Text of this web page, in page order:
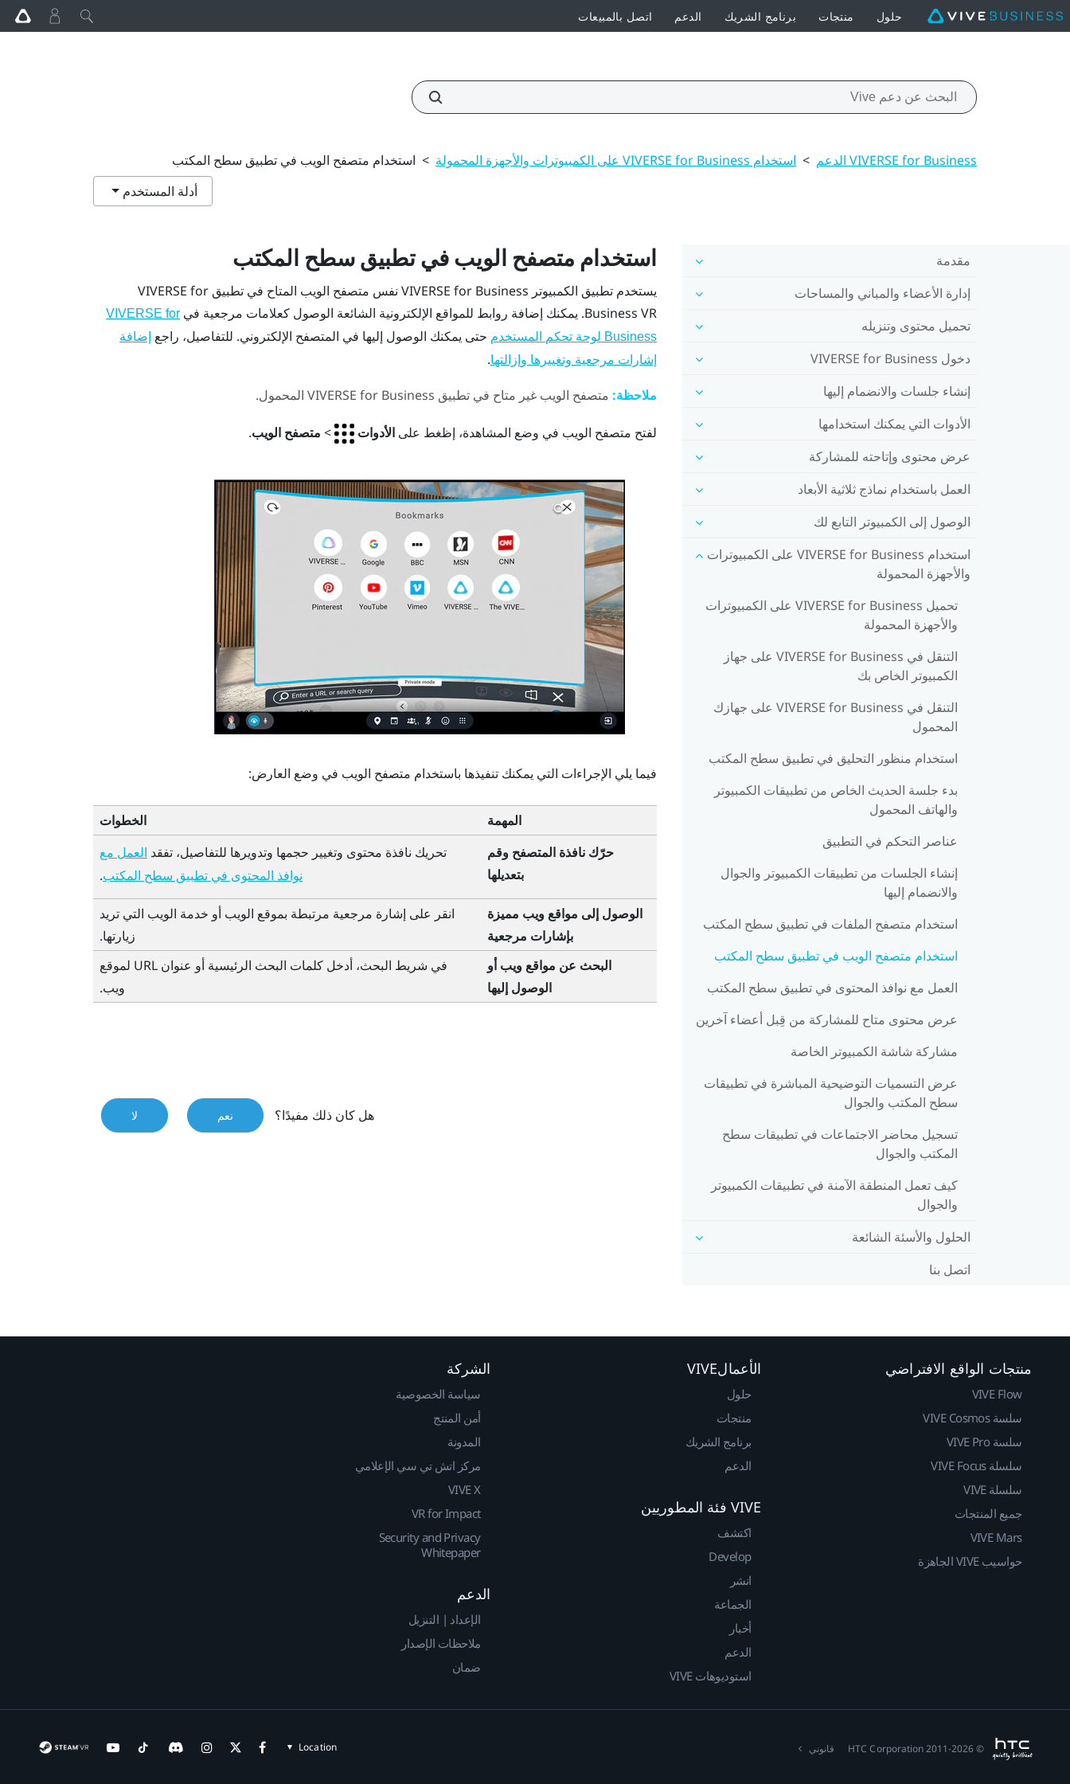
حلول منتجات برنامج الشريك الدعم اتصل بالمبيعات
VIVERSE for Business الدعم > استخدام VIVERSE for Business على الكمبيوترات والأجهزة المحمولة > استخدام متصفح الويب في تطبيق سطح المكتب
أدلة المستخدم
مقدمة
إدارة الأعضاء والمباني والمساحات
تحميل محتوى وتنزيله
دخول VIVERSE for Business
إنشاء جلسات والانضمام إليها
الأدوات التي يمكنك استخدامها
عرض محتوى وإتاحته للمشاركة
العمل باستخدام نماذج ثلاثية الأبعاد
الوصول إلى الكمبيوتر التابع لك
استخدام VIVERSE for Business على الكمبيوترات
والأجهزة المحمولة
تحميل VIVERSE for Business على الكمبيوترات
والأجهزة المحمولة
التنقل في VIVERSE for Business على جهاز
الكمبيوتر الخاص بك
التنقل في VIVERSE for Business على جهازك
المحمول
استخدام منظور التحليق في تطبيق سطح المكتب
بدء جلسة الحديث الخاص من تطبيقات الكمبيوتر
والهاتف المحمول
عناصر التحكم في التطبيق
إنشاء الجلسات من تطبيقات الكمبيوتر والجوال
والانضمام إليها
استخدام متصفح الملفات في تطبيق سطح المكتب
استخدام متصفح الويب في تطبيق سطح المكتب
العمل مع نوافذ المحتوى في تطبيق سطح المكتب
عرض محتوى متاح للمشاركة من قِبل أعضاء آخرين
مشاركة شاشة الكمبيوتر الخاصة
عرض التسميات التوضيحية المباشرة في تطبيقات
سطح المكتب والجوال
تسجيل محاضر الاجتماعات في تطبيقات سطح
المكتب والجوال
كيف تعمل المنطقة الآمنة في تطبيقات الكمبيوتر
والجوال
الحلول والأسئة الشائعة
اتصل بنا
استخدام متصفح الويب في تطبيق سطح المكتب
يستخدم تطبيق الكمبيوتر VIVERSE for Businessنفس متصفح الويب المتاح في تطبيق VIVERSE for
Business VR. يمكنك إضافة روابط للمواقع الإلكترونية الشائعة الوصول كعلامات مرجعية في
VIVERSE for
Business لوحة تحكم المستخدم
حتى يمكنك الوصول إليها في المتصفح الإلكتروني. للتفاصيل، راجع إضافة
إشارات مرجعية وتغييرها وإزالتها.
ملاحظة:متصفح الويب غير متاح في تطبيق VIVERSE for Businessالمحمول.
لفتح متصفح الويب في وضع المشاهدة، إظغط على الأدوات > متصفح الويب.
فيما يلي الإجراءات التي يمكنك تنفيذها باستخدام متصفح الويب في وضع العارض:
المهمة
الخطوات
حرّك نافذة المتصفح وقم
بتعديلها
تحريك نافذة محتوى وتغيير حجمها وتدويرها للتفاصيل، تفقد العمل مع
نوافذ المحتوى في تطبيق سطح المكتب.
الوصول إلى مواقع ويب مميزة
بإشارات مرجعية
انقر على إشارة مرجعية مرتبطة بموقع الويب أو خدمة الويب التي تريد
زيارتها.
البحث عن مواقع ويب أو
الوصول إليها
في شريط البحث، أدخل كلمات البحث الرئيسية أو عنوان URL لموقع
ويب.
هل كان ذلك مفيدًا؟ نعم لا
منتجات الواقع الافتراضي
VIVE Flow
سلسة VIVE Cosmos
سلسة VIVE Pro
سلسلة VIVE Focus
سلسلة VIVE
جميع المنتجات
VIVE Mars
حواسيب VIVE الجاهزة
الأعمالVIVE
حلول
منتجات
برنامج الشريك
الدعم
VIVE فئة المطوريين
اكتشف
Develop
انشر
الجماعة
أخبار
الدعم
استوديوهات VIVE
الشركة
سياسة الخصوصية
أمن المنتج
المدونة
مركز اتش تي سي الإعلامي
VIVE X
VR for Impact
Security and Privacy
Whitepaper
الدعم
الإعداد | التنزيل
ملاحظات الإصدار
ضمان
Location © 2011-2026 HTC Corporation قانوني